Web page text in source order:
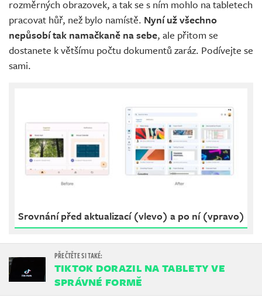
rozměrných obrazovek, a tak se s ním mohlo na tabletech
pracovat hůř, než bylo namístě. Nyní už všechno
nepůsobí tak namačkaně na sebe, ale přitom se
dostanete k většímu počtu dokumentů zaráz. Podívejte se
sami.
Srovnání před aktualizací (vlevo) a po ní (vpravo)
TIKTOK DORAZIL NA TABLETY VE
SPRÁVNÉ FORMĚ